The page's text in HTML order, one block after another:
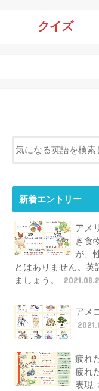
クイズ
新着エントリー
アメ
き食
が、
とはありません。英
ましょう。
アメ
疲れ
疲れ
表現